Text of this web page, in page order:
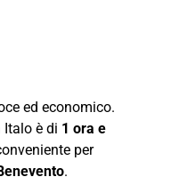
ed economico.
è di 1 ora e
per
.